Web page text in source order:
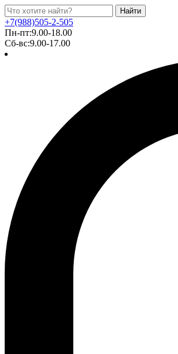
Найти
+7(988)505-2-505
Пн-пт:9.00-18.00
Сб-вс:9.00-17.00